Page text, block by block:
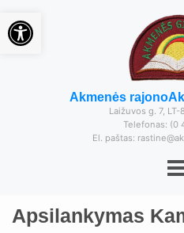
Akmenės rajono
Laižuvos g. 7,
Telefonas: (0
El. paštas:
Apsilankymas
Open toolbar